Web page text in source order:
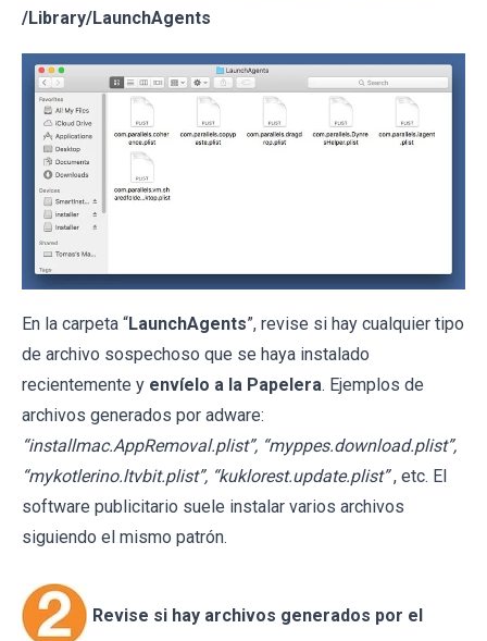
/Library/LaunchAgents
En la carpeta “LaunchAgents”, revise si hay cualquier tipo
de archivo sospechoso que se haya instalado
recientemente y envíelo a la Papelera. Ejemplos de
archivos generados por adware:
“installmac.AppRemoval.plist”, “myppes.download.plist”,
“mykotlerino.ltvbit.plist”, “kuklorest.update.plist” , etc. El
software publicitario suele instalar varios archivos
siguiendo el mismo patrón.
Revise si hay archivos generados por el